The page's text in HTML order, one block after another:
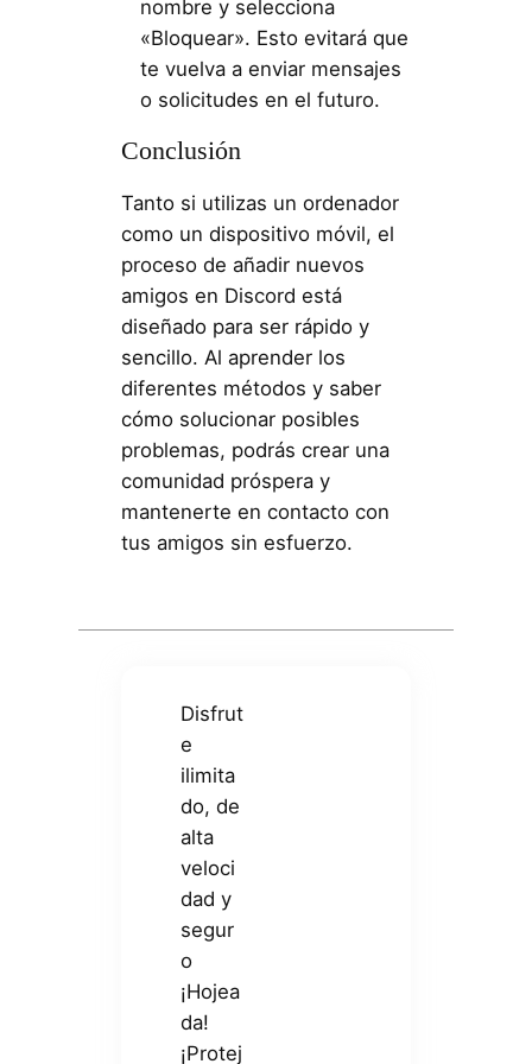
nombre y selecciona
«Bloquear». Esto evitará que
te vuelva a enviar mensajes
o solicitudes en el futuro.
Conclusión
Tanto si utilizas un ordenador
como un dispositivo móvil, el
proceso de añadir nuevos
amigos en Discord está
diseñado para ser rápido y
sencillo. Al aprender los
diferentes métodos y saber
cómo solucionar posibles
problemas, podrás crear una
comunidad próspera y
mantenerte en contacto con
tus amigos sin esfuerzo.
Disfrut
e
ilimita
do, de
alta
veloci
dad y
segur
o
¡Hojea
da!
¡Protej